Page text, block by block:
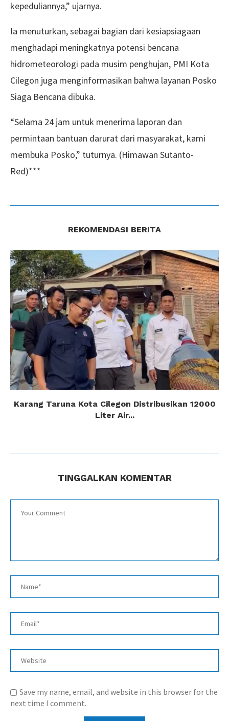
kepeduliannya,” ujarnya.
Ia menuturkan, sebagai bagian dari kesiapsiagaan
menghadapi meningkatnya potensi bencana
hidrometeorologi pada musim penghujan, PMI Kota
Cilegon juga menginformasikan bahwa layanan Posko
Siaga Bencana dibuka.
“Selama 24 jam untuk menerima laporan dan
permintaan bantuan darurat dari masyarakat, kami
membuka Posko,” tuturnya. (Himawan Sutanto-
Red)***
REKOMENDASI BERITA
Karang Taruna Kota Cilegon Distribusikan 12000
Liter Air...
TINGGALKAN KOMENTAR
Save my name, email, and website in this browser for the
next time I comment.